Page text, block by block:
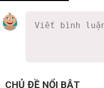
CHỦ ĐỀ NỔI BẬT